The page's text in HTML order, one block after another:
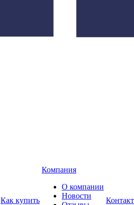
Как купить
Компания
О компании
Новости